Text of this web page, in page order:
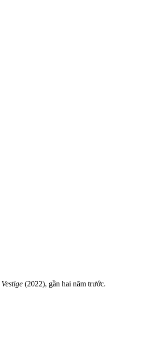
Vestige (2022), gần hai năm trước.